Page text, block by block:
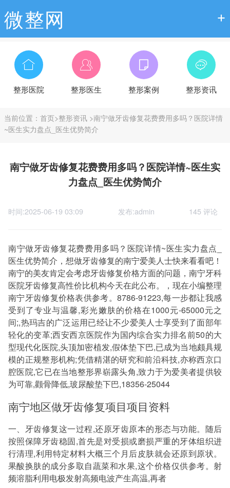
微整网
整形医院 整形医生 整形案例 整形资讯
当前位置： 首页>整形资讯 >南宁做牙齿修复花费费用多吗？医院详情
~医生实力盘点_医生优势简介
南宁做牙齿修复花费费用多吗？医院详情~医生实
力盘点_医生优势简介
时间:2025-06-19 03:09 发布:admin 145 评论
南宁做牙齿修复花费费用多吗？医院详情~医生实力盘点_
医生优势简介，想做牙齿修复的南宁爱美人士快来看看吧！
南宁的美友肯定会考虑牙齿修复价格方面的问题，南宁牙科
医院牙齿修复高性价比机构今天在此公布。，现在小编整理
南宁牙齿修复价格表供参考。8786-91223,每一步都让我感
受到了专业与温馨,彩光嫩肤的价格在1000元-65000元之
间;,热玛吉的广泛运用已经让不少爱美人士享受到了面部年
轻化的变革;西安西京医院作为国内综合实力排名前50的大
型现代化医院,头顶加密植发,假体垫下巴,已成为当地颇具规
模的正规整形机构;凭借精湛的研究和前沿科技,亦称西京口
腔医院,它已在当地整形界崭露头角,致力于为爱美者提供较
为可靠,颧骨降低,玻尿酸垫下巴,18356-25044
南宁地区做牙齿修复项目项目资料
一、牙齿修复这一过程,还原牙齿原本的形态与功能。随后
按照保障牙齿稳固,首先是对受损或磨损严重的牙体组织进
行清理,利用特定材料大概三个月后皮肤就会还原到原状。
果酸换肤的成分多取自蔬菜和水果,这个价格仅供参考。射
频溶脂利用电极发射高频电波产生高温,再者